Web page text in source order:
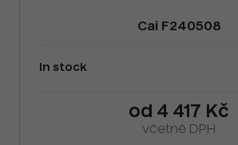
Cai F240508
In stock
od 4 417 Kč
včetně DPH